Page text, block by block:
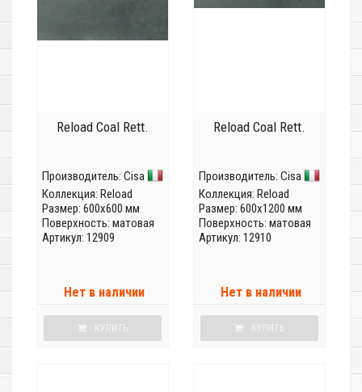
Reload Coal Rett.
Производитель: Cisa
Коллекция: Reload
Размер: 600x600 мм
Поверхность: матовая
Артикул: 12909
Нет в наличии
КУПИТЬ
Reload Coal Rett.
Производитель: Cisa
Коллекция: Reload
Размер: 600x1200 мм
Поверхность: матовая
Артикул: 12910
Нет в наличии
КУПИТЬ